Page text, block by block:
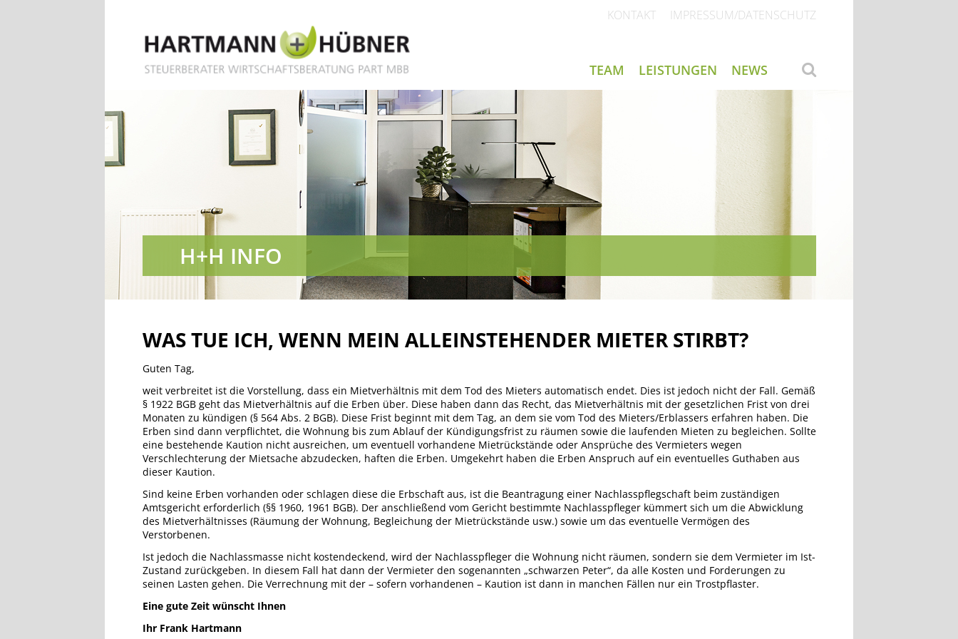
KONTAKT IMPRESSUM/DATENSCHUTZ
TEAM LEISTUNGEN NEWS
H+H INFO
WAS TUE ICH, WENN MEIN ALLEINSTEHENDER MIETER STIRBT?
Guten Tag,
weit verbreitet ist die Vorstellung, dass ein Mietverhältnis mit dem Tod des Mieters automatisch endet. Dies ist jedoch nicht der Fall. Gemäß
§ 1922 BGB geht das Mietverhältnis auf die Erben über. Diese haben dann das Recht, das Mietverhältnis mit der gesetzlichen Frist von drei
Monaten zu kündigen (§ 564 Abs. 2 BGB). Diese Frist beginnt mit dem Tag, an dem sie vom Tod des Mieters/Erblassers erfahren haben. Die
Erben sind dann verpflichtet, die Wohnung bis zum Ablauf der Kündigungsfrist zu räumen sowie die laufenden Mieten zu begleichen. Sollte
eine bestehende Kaution nicht ausreichen, um eventuell vorhandene Mietrückstände oder Ansprüche des Vermieters wegen
Verschlechterung der Mietsache abzudecken, haften die Erben. Umgekehrt haben die Erben Anspruch auf ein eventuelles Guthaben aus
dieser Kaution.
Sind keine Erben vorhanden oder schlagen diese die Erbschaft aus, ist die Beantragung einer Nachlasspflegschaft beim zuständigen
Amtsgericht erforderlich (§§ 1960, 1961 BGB). Der anschließend vom Gericht bestimmte Nachlasspfleger kümmert sich um die Abwicklung
des Mietverhältnisses (Räumung der Wohnung, Begleichung der Mietrückstände usw.) sowie um das eventuelle Vermögen des
Verstorbenen.
Ist jedoch die Nachlassmasse nicht kostendeckend, wird der Nachlasspfleger die Wohnung nicht räumen, sondern sie dem Vermieter im Ist-
Zustand zurückgeben. In diesem Fall hat dann der Vermieter den sogenannten „schwarzen Peter“, da alle Kosten und Forderungen zu
seinen Lasten gehen. Die Verrechnung mit der – sofern vorhandenen – Kaution ist dann in manchen Fällen nur ein Trostpflaster.
Eine gute Zeit wünscht Ihnen
Ihr Frank Hartmann